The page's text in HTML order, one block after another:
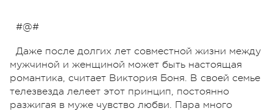
#@#
Даже после долгих лет совместной жизни между
мужчиной и женщиной может быть настоящая
романтика, считает Виктория Боня. В своей семье
телезвезда лелеет этот принцип, постоянно
разжигая в муже чувство любви. Пара много